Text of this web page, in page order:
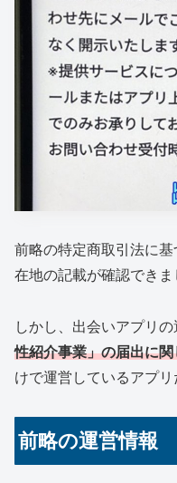
前略の特定商取引法に
在地の記載が確認できま
しかし、出会いアプリ
性紹介事業」の届出に
けで運営しているアプリ
前略の運営情報